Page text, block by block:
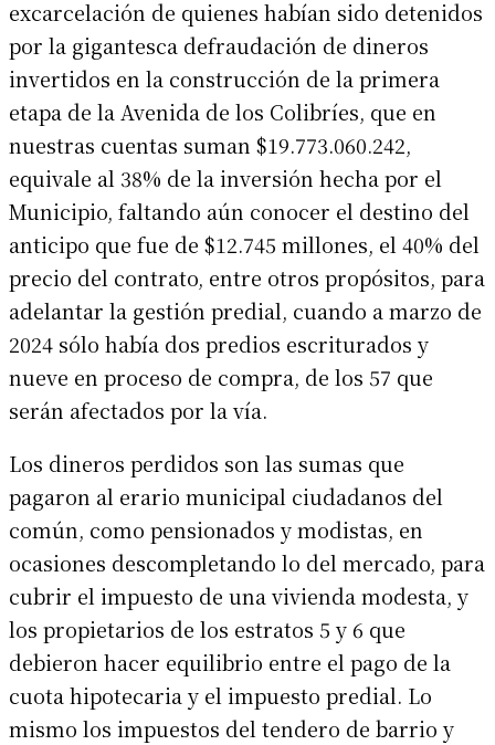
excarcelación de quienes habían sido detenidos
por la gigantesca defraudación de dineros
invertidos en la construcción de la primera
etapa de la Avenida de los Colibríes, que en
nuestras cuentas suman $19.773.060.242,
equivale al 38% de la inversión hecha por el
Municipio, faltando aún conocer el destino del
anticipo que fue de $12.745 millones, el 40% del
precio del contrato, entre otros propósitos, para
adelantar la gestión predial, cuando a marzo de
2024 sólo había dos predios escriturados y
nueve en proceso de compra, de los 57 que
serán afectados por la vía.
Los dineros perdidos son las sumas que
pagaron al erario municipal ciudadanos del
común, como pensionados y modistas, en
ocasiones descompletando lo del mercado, para
cubrir el impuesto de una vivienda modesta, y
los propietarios de los estratos 5 y 6 que
debieron hacer equilibrio entre el pago de la
cuota hipotecaria y el impuesto predial. Lo
mismo los impuestos del tendero de barrio y